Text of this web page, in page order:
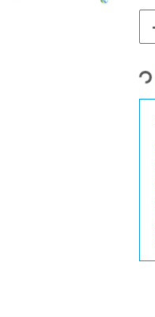
Loading...